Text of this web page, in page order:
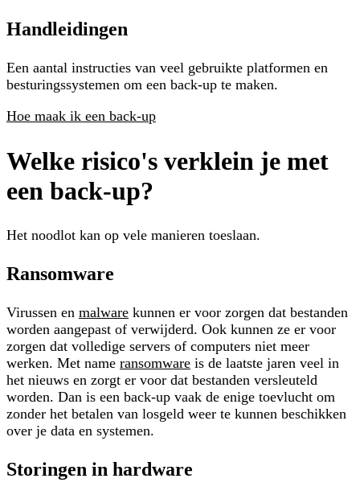
Handleidingen
Een aantal instructies van veel gebruikte platformen en
besturingssystemen om een back-up te maken.
Hoe maak ik een back-up
Welke risico's verklein je met
een back-up?
Het noodlot kan op vele manieren toeslaan.
Ransomware
Virussen en malware kunnen er voor zorgen dat bestanden
worden aangepast of verwijderd. Ook kunnen ze er voor
zorgen dat volledige servers of computers niet meer
werken. Met name ransomware is de laatste jaren veel in
het nieuws en zorgt er voor dat bestanden versleuteld
worden. Dan is een back-up vaak de enige toevlucht om
zonder het betalen van losgeld weer te kunnen beschikken
over je data en systemen.
Storingen in hardware